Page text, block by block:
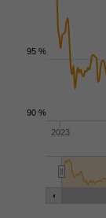
2023
90 %
95 %